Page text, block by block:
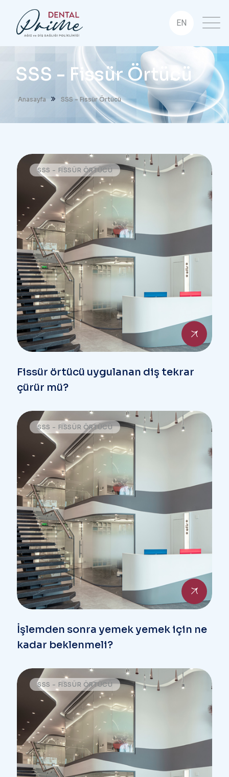
EN
SSS - Fissür Örtücü
Anasayfa SSS - Fissür Örtücü
SSS - FISSÜR ÖRTÜCÜ
Fissür örtücü uygulanan diş tekrar
çürür mü?
SSS - FISSÜR ÖRTÜCÜ
İşlemden sonra yemek yemek için ne
kadar beklenmeli?
SSS - FISSÜR ÖRTÜCÜ